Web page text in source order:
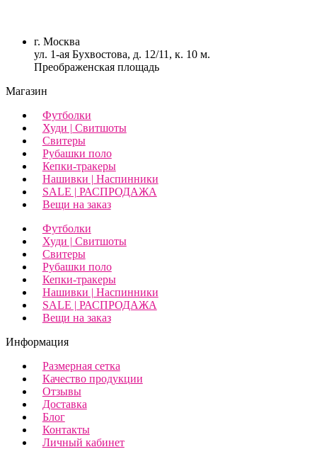
г. Москва
ул. 1-ая Бухвостова, д. 12/11, к. 10 м.
Преображенская площадь
Магазин
Футболки
Худи | Свитшоты
Свитеры
Рубашки поло
Кепки-тракеры
Нашивки | Наспинники
SALE | РАСПРОДАЖА
Вещи на заказ
Футболки
Худи | Свитшоты
Свитеры
Рубашки поло
Кепки-тракеры
Нашивки | Наспинники
SALE | РАСПРОДАЖА
Вещи на заказ
Информация
Размерная сетка
Качество продукции
Отзывы
Доставка
Блог
Контакты
Личный кабинет